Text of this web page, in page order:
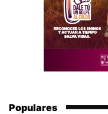
Populares